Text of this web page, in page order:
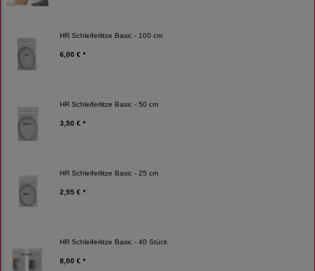
HR Schleiferlitze Basic - 100 cm
6,00 € *
HR Schleiferlitze Basic - 50 cm
3,50 € *
HR Schleiferlitze Basic - 25 cm
2,95 € *
HR Schleiferlitze Basic - 40 Stück
8,00 € *